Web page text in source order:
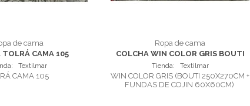
de cama
TOLRÁ CAMA 105
Textilmar
CAMA 105
Ropa de cama
COLCHA WIN COLOR GRIS BOUTI
Tienda: Textilmar
WIN COLOR GRIS (BOUTI 250X270CM +
FUNDAS DE COJIN 60X60CM)